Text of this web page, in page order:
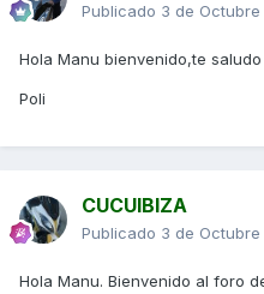
Publicado 3 de Octubre
Hola Manu bienvenido,te
Poli
CUCUIBIZA
Publicado 3 de Octubre
Hola Manu. Bienvenido al foro